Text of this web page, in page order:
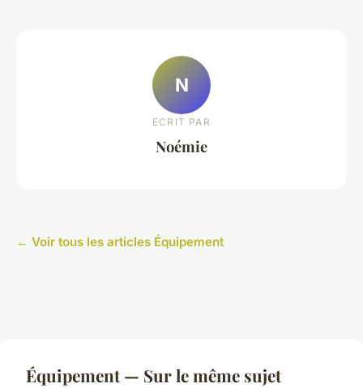
N
ECRIT PAR
Noémie
← Voir tous les articles Équipement
Équipement — Sur le même sujet